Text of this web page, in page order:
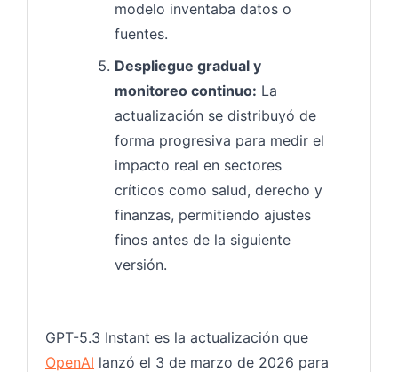
modelo inventaba datos o
fuentes.
Despliegue gradual y
monitoreo continuo: La
actualización se distribuyó de
forma progresiva para medir el
impacto real en sectores
críticos como salud, derecho y
finanzas, permitiendo ajustes
finos antes de la siguiente
versión.
GPT-5.3 Instant es la actualización que
OpenAI lanzó el 3 de marzo de 2026 para